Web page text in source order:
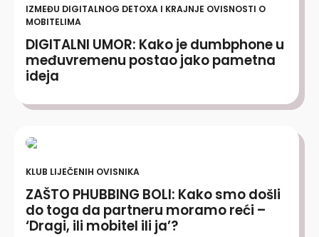
IZMEĐU DIGITALNOG DETOXA I KRAJNJE OVISNOSTI O
MOBITELIMA
DIGITALNI UMOR: Kako je dumbphone u
međuvremenu postao jako pametna
ideja
KLUB LIJEČENIH OVISNIKA
ZAŠTO PHUBBING BOLI: Kako smo došli
do toga da partneru moramo reći –
‘Dragi, ili mobitel ili ja’?